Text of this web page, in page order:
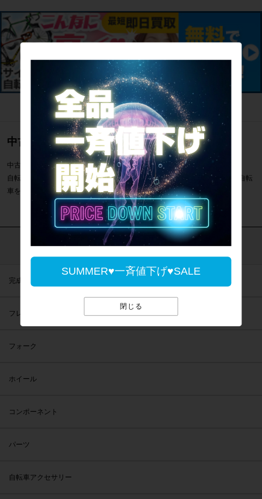
SUMMER♥一斉値下げ♥SALE
閉じる
中古のロードバイク通販のご案内
中古のロードバイク 男性用レーサーパンツ一覧のご案内です。
自転車専門店サイクルパラダイスでは男性用レーサーパンツなどスポーツ自転
車を通販・販売・買取しています。
カテゴリで探す
完成車
フレーム
フォーク
ホイール
コンポーネント
パーツ
自転車アクセサリー